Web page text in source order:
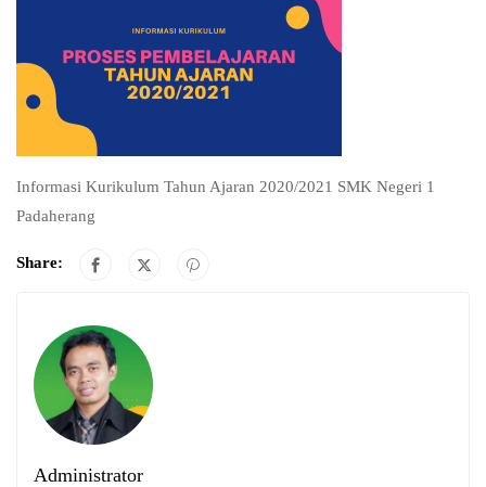
Informasi Kurikulum Tahun Ajaran 2020/2021 SMK Negeri 1
Padaherang
Share:
Administrator